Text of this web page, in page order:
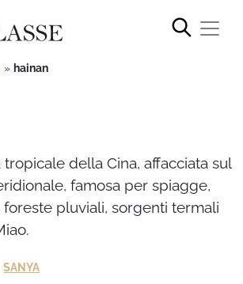
» hainan
tropicale della Cina, affacciata sul
famosa per spiagge,
foreste pluviali, sorgenti termali
SANYA